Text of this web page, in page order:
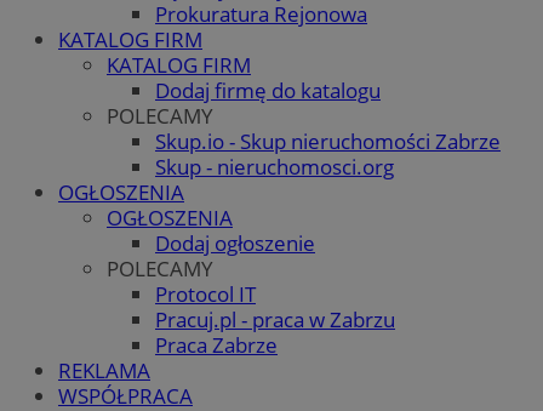
Prokuratura Rejonowa
KATALOG FIRM
KATALOG FIRM
Dodaj firmę do katalogu
POLECAMY
Skup.io - Skup nieruchomości Zabrze
Skup - nieruchomosci.org
OGŁOSZENIA
OGŁOSZENIA
Dodaj ogłoszenie
POLECAMY
Protocol IT
Pracuj.pl - praca w Zabrzu
Praca Zabrze
REKLAMA
WSPÓŁPRACA